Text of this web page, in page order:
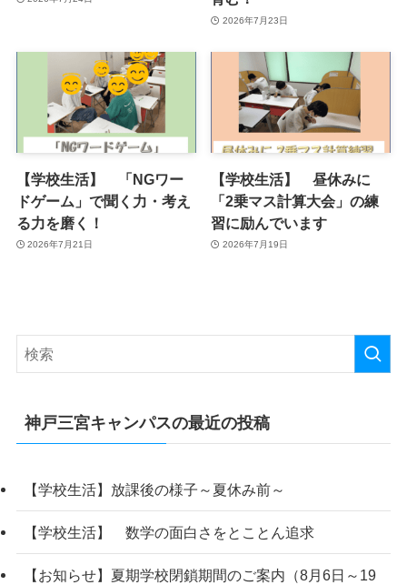
2026年7月23日
【学校生活】 「NGワー
ドゲーム」で聞く力・考え
る力を磨く！
2026年7月21日
【学校生活】 昼休みに
「2乗マス計算大会」の練
習に励んでいます
2026年7月19日
神戸三宮キャンパスの最近の投稿
【学校生活】放課後の様子～夏休み前～
【学校生活】 数学の面白さをとことん追求
【お知らせ】夏期学校閉鎖期間のご案内（8月6日～19